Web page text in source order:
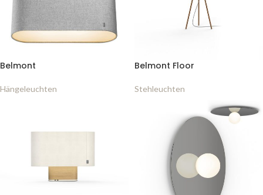
Belmont
Hängeleuchten
Belmont Floor
Stehleuchten